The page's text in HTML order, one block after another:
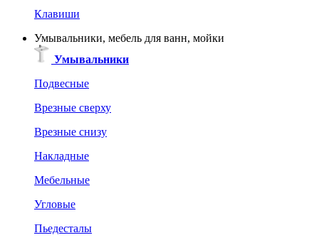
Клавиши
Умывальники, мебель для ванн, мойки
Умывальники
Подвесные
Врезные сверху
Врезные снизу
Накладные
Мебельные
Угловые
Пьедесталы